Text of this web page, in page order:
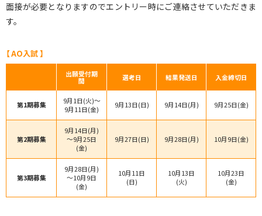
面接が必要となりますのでエントリー時にご連絡させていただきま
す。
【 AO入試 】
出願受付期
間 選考日 結果発送日 入金締切日
第1期募集
9月1日(火)～
9月11日(金)
9月13日(日) 9月14日(月) 9月25日(金)
第2期募集
9月14日(月)
～9月25日
(金)
9月27日(日) 9月28日(月) 10月9日(金)
第3期募集
9月28日(月)
～10月9日
(金)
10月11日
(日)
10月13日
(火)
10月23日
(金)